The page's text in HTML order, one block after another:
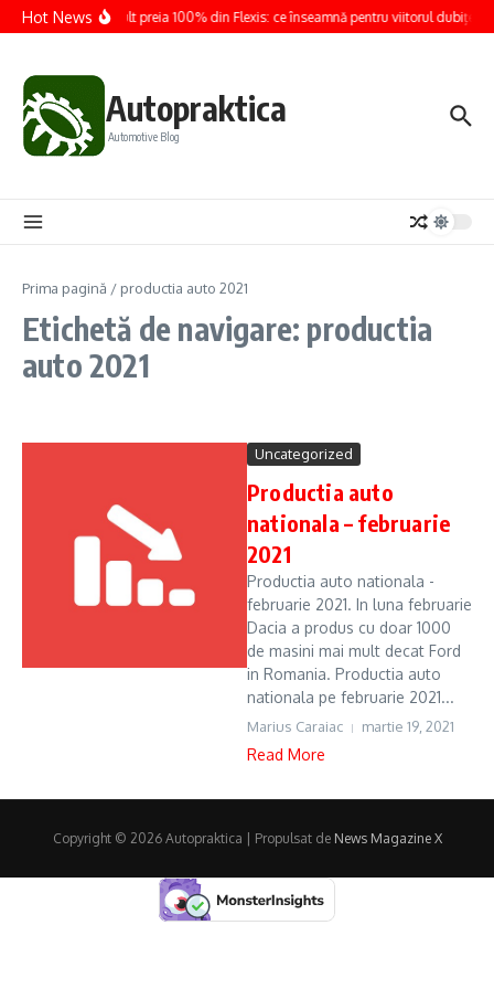
Sari la conținut
Hot NewsRenault preia 100% din Flexis: ce înseamnă pentru viitorul dubițelor
Autopraktica
Automotive Blog
Prima pagină / productia auto 2021
Etichetă de navigare: productia
auto 2021
Uncategorized
Productia auto
nationala – februarie
2021
Productia auto nationala -
februarie 2021. In luna februarie
Dacia a produs cu doar 1000
de masini mai mult decat Ford
in Romania. Productia auto
nationala pe februarie 2021...
Marius Caraiac martie 19, 2021
Read More
Copyright © 2026 Autopraktica | Propulsat de News Magazine X